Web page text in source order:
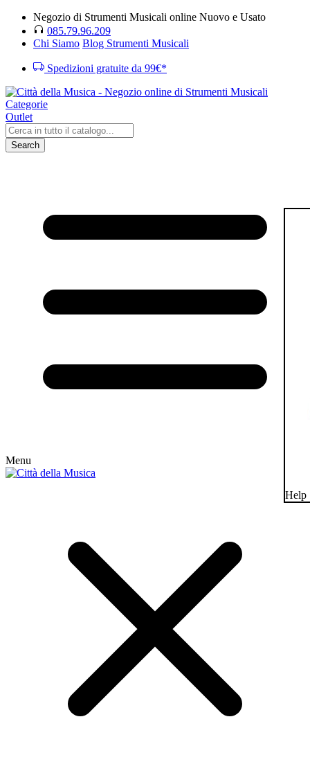
Negozio di Strumenti Musicali online Nuovo e Usato
085.79.96.209
Chi Siamo Blog Strumenti Musicali
Spedizioni gratuite da 99€*
Categorie
Outlet
Search
Menu
Help